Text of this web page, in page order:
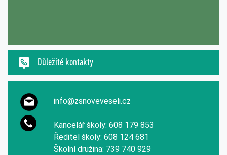
Důležité kontakty
info@zsnoveveseli.cz
Kancelář školy: 608 179 853
Ředitel školy: 608 124 681
Školní družina: 739 740 929